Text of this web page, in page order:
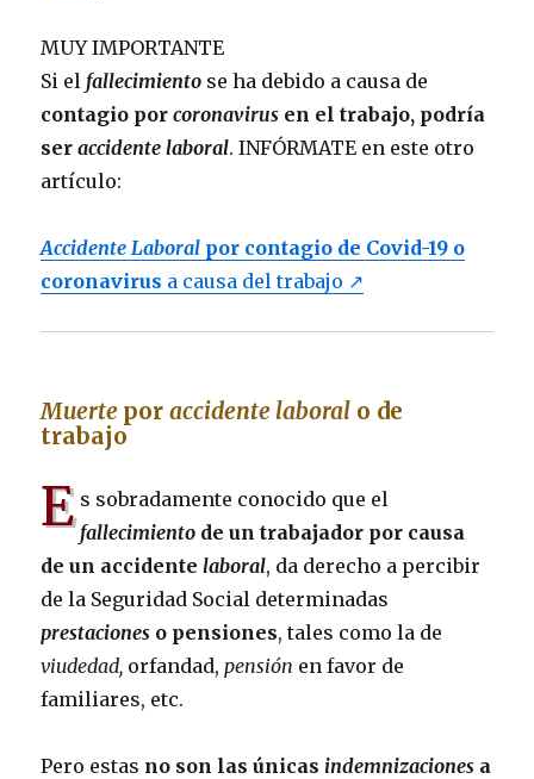
MUY IMPORTANTE
Si el fallecimiento se ha debido a causa de
contagio porcoronavirus en el trabajo, podría
seraccidente laboral. INFÓRMATE en este otro
artículo:
Accidente Laboral por contagio de Covid-19 o
coronavirus a causa del trabajo ↗
Muerte poraccidente laboral o de
trabajo
E s sobradamente conocido que el
fallecimientode un trabajador por causa
de un accidentelaboral, da derecho a percibir
de la Seguridad Social determinadas
prestaciones o pensiones, tales como la de
viudedad, orfandad, pensión en favor de
familiares, etc.
Pero estas no son las únicas indemnizaciones a